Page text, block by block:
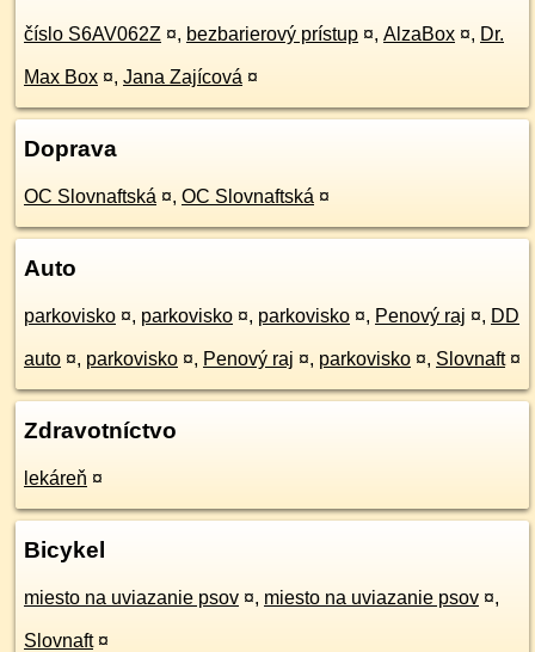
číslo S6AV062Z ¤, bezbarierový prístup ¤, AlzaBox ¤, Dr.
Max Box ¤, Jana Zajícová ¤
Doprava
OC Slovnaftská ¤, OC Slovnaftská ¤
Auto
parkovisko ¤, parkovisko ¤, parkovisko ¤, Penový raj ¤, DD
auto ¤, parkovisko ¤, Penový raj ¤, parkovisko ¤, Slovnaft ¤
Zdravotníctvo
lekáreň ¤
Bicykel
miesto na uviazanie psov ¤, miesto na uviazanie psov ¤,
Slovnaft ¤